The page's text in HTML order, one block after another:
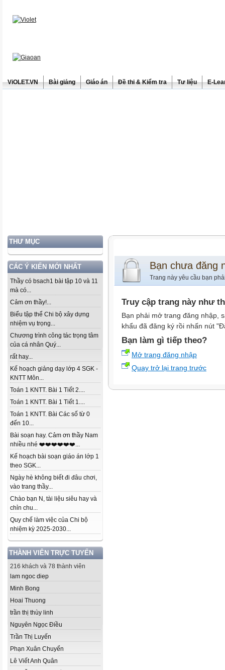
ViOLET.VN Bài giảng Giáo án Đề thi & Kiểm tra Tư liệu E-
THƯ MỤC
CÁC Ý KIẾN MỚI NHẤT
Thầy có bsach1 bài tập 10 và 11
mà có...
Cảm ơn thầy!...
Biểu tập thể Chi bộ xây dựng
nhiệm vụ trọng...
Chương trình công tác trọng tâm
của cá nhân Quý...
rất hay...
Kế hoạch giảng dạy lớp 4 SGK -
KNTT Môn...
Toán 1 KNTT. Bài 1 Tiết 2....
Toán 1 KNTT. Bài 1 Tiết 1....
Toán 1 KNTT. Bài Các số từ 0
đến 10...
Bài soạn hay. Cảm ơn thầy Nam
nhiều nhé ❤️❤️❤️❤️❤️❤️...
Kế hoạch bài soạn giáo án lớp 1
theo SGK...
Ngày hè không biết đi đâu chơi,
vào trang thầy...
Chào bạn N, tài liệu siêu hay và
chỉn chu...
Quy chế làm việc của Chi bộ
nhiệm kỳ 2025-2030...
THÀNH VIÊN TRỰC TUYẾN
216 khách và 78 thành viên
lam ngoc diep
Minh Bong
Hoai Thuong
trần thị thùy linh
Nguyên Ngọc Điều
Trần Thị Luyến
Phạn Xuân Chuyển
Lê Viết Anh Quân
Bạn chưa đăng
Trang này yêu cầu bạn
Truy cập trang này như
Bạn phải mở trang đăng nhập,
khẩu đã đăng ký rồi nhấn nút
Bạn làm gì tiếp theo?
Mở trang đăng nhập
Quay trở lại trang trước